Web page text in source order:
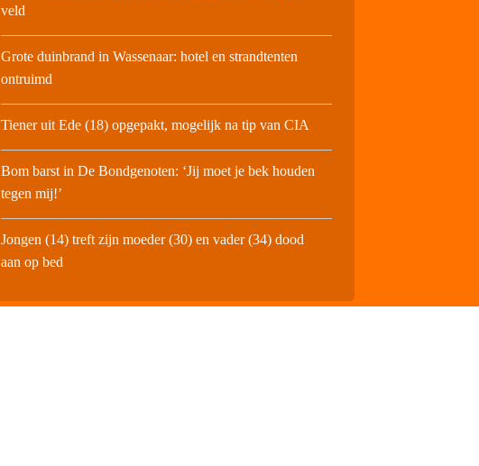
veld
Grote duinbrand in Wassenaar: hotel en strandtenten
ontruimd
Tiener uit Ede (18) opgepakt, mogelijk na tip van CIA
Bom barst in De Bondgenoten: ‘Jij moet je bek houden
tegen mij!’
Jongen (14) treft zijn moeder (30) en vader (34) dood
aan op bed